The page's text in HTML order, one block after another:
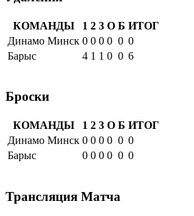
КОМАНДЫ 1 2 3 О Б ИТОГ
Динамо Минск 0 0 0 0 0 0
Барыс
4 1 1 0 0 6
Броски
КОМАНДЫ 1 2 3 О Б ИТОГ
Динамо Минск 0 0 0 0 0 0
Барыс
0 0 0 0 0 0
Трансляция Матча